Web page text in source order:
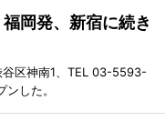
岡発、新宿に続き
谷区神南1、TEL 03-5593-
した。